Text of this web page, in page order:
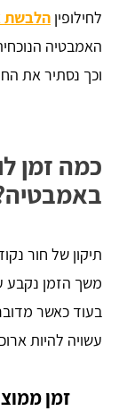
לחילופין הלבשת
האמבטיה
וכך נסתיר את
כמה זמן
משך הזמן נקבע
בעוד כאשר
עשויה להיות
זמן